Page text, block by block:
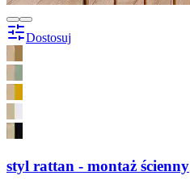
Dostosuj
styl rattan - montaż ścienny